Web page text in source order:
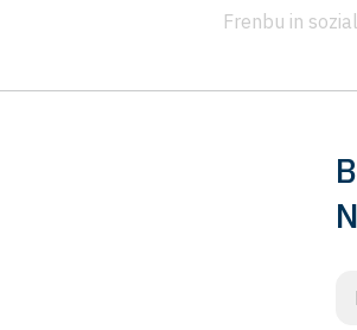
Frenbu in